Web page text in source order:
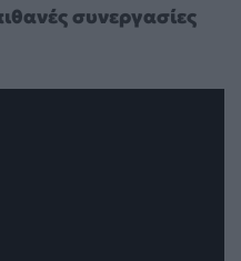
συνεργασίες